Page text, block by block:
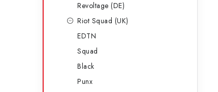
Revoltage (DE)
Riot Squad (UK)
EDTN
Squad
Black
Punx